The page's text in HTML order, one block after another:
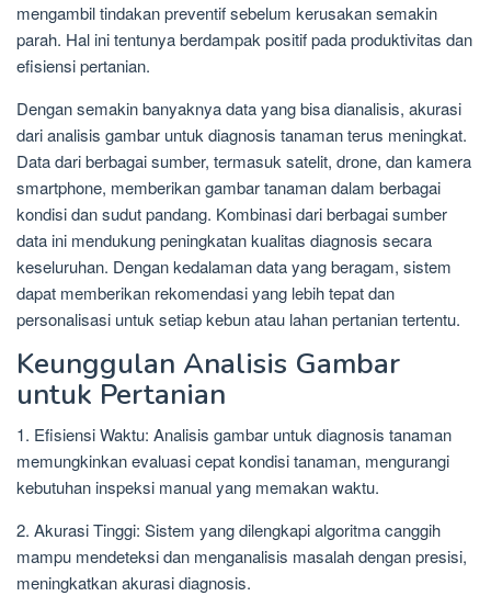
mengambil tindakan preventif sebelum kerusakan semakin
parah. Hal ini tentunya berdampak positif pada produktivitas dan
efisiensi pertanian.
Dengan semakin banyaknya data yang bisa dianalisis, akurasi
dari analisis gambar untuk diagnosis tanaman terus meningkat.
Data dari berbagai sumber, termasuk satelit, drone, dan kamera
smartphone, memberikan gambar tanaman dalam berbagai
kondisi dan sudut pandang. Kombinasi dari berbagai sumber
data ini mendukung peningkatan kualitas diagnosis secara
keseluruhan. Dengan kedalaman data yang beragam, sistem
dapat memberikan rekomendasi yang lebih tepat dan
personalisasi untuk setiap kebun atau lahan pertanian tertentu.
Keunggulan Analisis Gambar
untuk Pertanian
1. Efisiensi Waktu: Analisis gambar untuk diagnosis tanaman
memungkinkan evaluasi cepat kondisi tanaman, mengurangi
kebutuhan inspeksi manual yang memakan waktu.
2. Akurasi Tinggi: Sistem yang dilengkapi algoritma canggih
mampu mendeteksi dan menganalisis masalah dengan presisi,
meningkatkan akurasi diagnosis.